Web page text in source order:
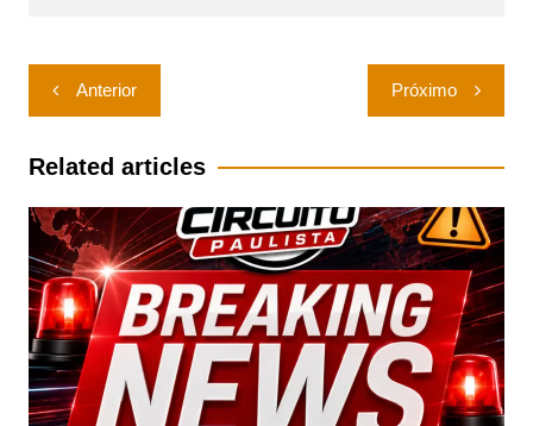
Navegação
de
Post
Anterior Próximo
Related articles